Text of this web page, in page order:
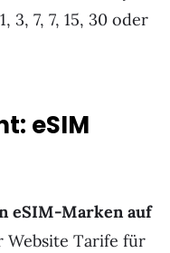
3, 7, 7, 15, 30 oder
eSIM
eSIM-Marken auf
Website Tarife für